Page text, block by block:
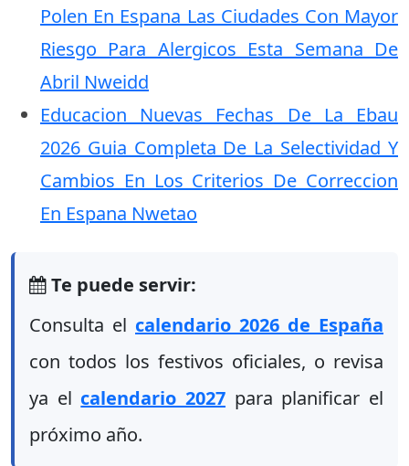
Polen En Espana Las Ciudades Con Mayor
Riesgo Para Alergicos Esta Semana De
Abril Nweidd
Educacion Nuevas Fechas De La Ebau
2026 Guia Completa De La Selectividad Y
Cambios En Los Criterios De Correccion
En Espana Nwetao
Te puede servir:
Consulta el calendario 2026 de España
con todos los festivos oficiales, o revisa
ya el calendario 2027 para planificar el
próximo año.